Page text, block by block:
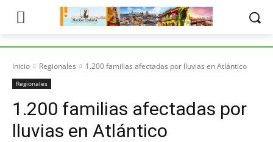
Inicio Regionales 1.200 familias afectadas por lluvias en Atlántico
Regionales
1.200 familias afectadas por
lluvias en Atlántico